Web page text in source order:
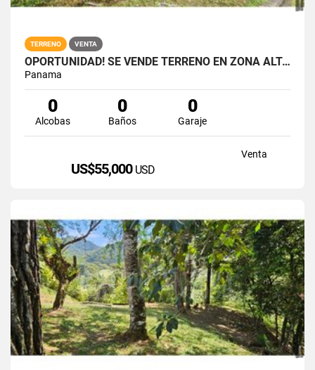
TERRENO VENTA
OPORTUNIDAD! SE VENDE TERRENO EN ZONA ALTA DE ALTOS DEL MARIA
Panama
0
Alcobas
0
Baños
0
Garaje
Venta
US$55,000 USD